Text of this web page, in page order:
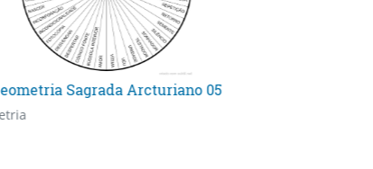
Sagrada Arcturiano 05